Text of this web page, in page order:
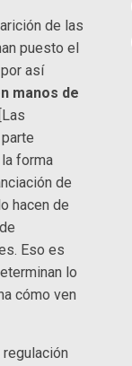
de las
puesto el
así
manos de
forma
de
hacen de
Eso es
lo
cómo ven